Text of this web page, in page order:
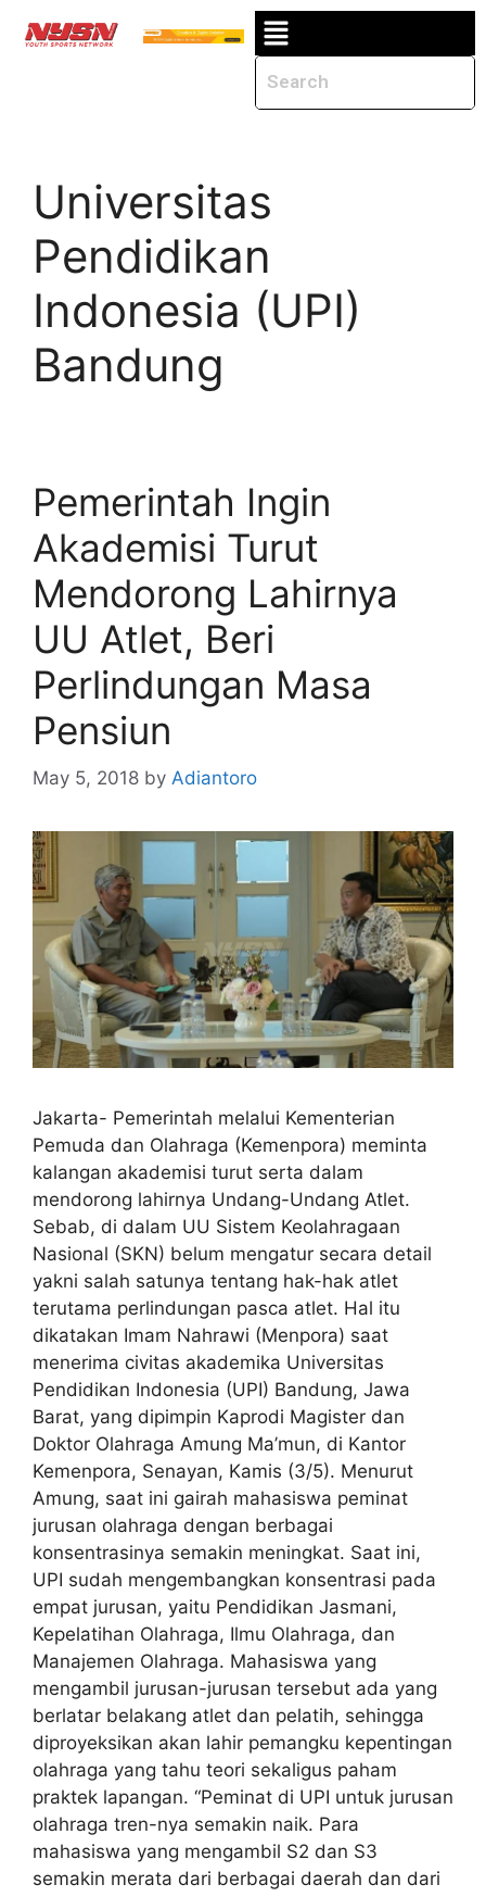
Universitas
Pendidikan
Indonesia (UPI)
Bandung
Pemerintah Ingin
Akademisi Turut
Mendorong Lahirnya
UU Atlet, Beri
Perlindungan Masa
Pensiun
May 5, 2018 by Adiantoro
Jakarta- Pemerintah melalui Kementerian
Pemuda dan Olahraga (Kemenpora) meminta
kalangan akademisi turut serta dalam
mendorong lahirnya Undang-Undang Atlet.
Sebab, di dalam UU Sistem Keolahragaan
Nasional (SKN) belum mengatur secara detail
yakni salah satunya tentang hak-hak atlet
terutama perlindungan pasca atlet. Hal itu
dikatakan Imam Nahrawi (Menpora) saat
menerima civitas akademika Universitas
Pendidikan Indonesia (UPI) Bandung, Jawa
Barat, yang dipimpin Kaprodi Magister dan
Doktor Olahraga Amung Ma’mun, di Kantor
Kemenpora, Senayan, Kamis (3/5). Menurut
Amung, saat ini gairah mahasiswa peminat
jurusan olahraga dengan berbagai
konsentrasinya semakin meningkat. Saat ini,
UPI sudah mengembangkan konsentrasi pada
empat jurusan, yaitu Pendidikan Jasmani,
Kepelatihan Olahraga, Ilmu Olahraga, dan
Manajemen Olahraga. Mahasiswa yang
mengambil jurusan-jurusan tersebut ada yang
berlatar belakang atlet dan pelatih, sehingga
diproyeksikan akan lahir pemangku kepentingan
olahraga yang tahu teori sekaligus paham
praktek lapangan. “Peminat di UPI untuk jurusan
olahraga tren-nya semakin naik. Para
mahasiswa yang mengambil S2 dan S3
semakin merata dari berbagai daerah dan dari